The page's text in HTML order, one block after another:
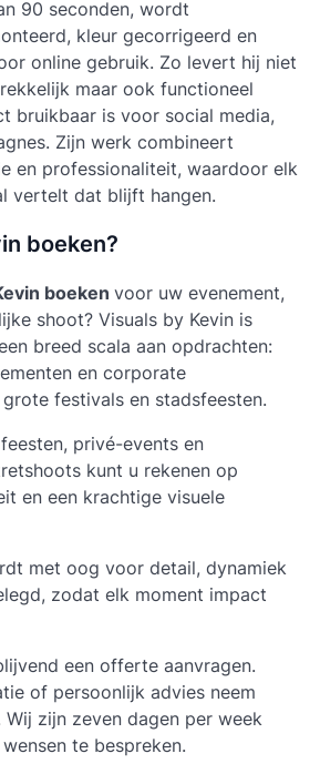
90 seconden, wordt
kleur gecorrigeerd en
online gebruik. Zo levert hij niet
maar ook functioneel
bruikbaar is voor social media,
Zijn werk combineert
en professionaliteit, waardoor elk
vertelt dat blijft hangen.
boeken?
boeken voor uw evenement,
shoot? Visuals by Kevin is
breed scala aan opdrachten:
en corporate
festivals en stadsfeesten.
privé-events en
kunt u rekenen op
en een krachtige visuele
met oog voor detail, dynamiek
zodat elk moment impact
een offerte aanvragen.
of persoonlijk advies neem
zijn zeven dagen per week
te bespreken.